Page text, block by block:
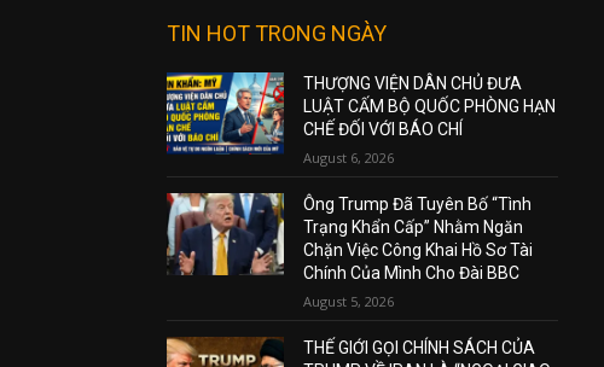
TIN HOT TRONG NGÀY
THƯỢNG VIỆN DÂN CHỦ ĐƯA
LUẬT CẤM BỘ QUỐC PHÒNG HẠN
CHẾ ĐỐI VỚI BÁO CHÍ
August 6, 2026
Ông Trump Đã Tuyên Bố “Tình
Trạng Khẩn Cấp” Nhằm Ngăn
Chặn Việc Công Khai Hồ Sơ Tài
Chính Của Mình Cho Đài BBC
August 5, 2026
THẾ GIỚI GỌI CHÍNH SÁCH CỦA